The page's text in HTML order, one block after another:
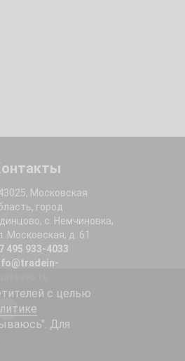
Московская
город
с. Немчиновка,
Московская, д. 61
495 933-4033
с целью
Для